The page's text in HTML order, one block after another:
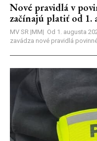
Nové pravidlá v
začínajú platiť od 1.
MV SR |MM| Od 1. augusta
zavádza nové pravidlá